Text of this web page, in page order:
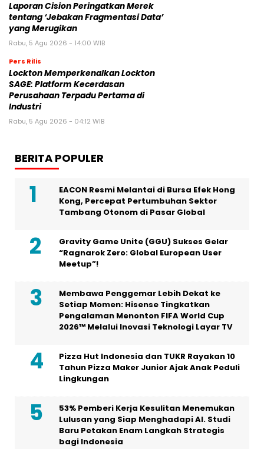
Laporan Cision Peringatkan Merek
tentang ‘Jebakan Fragmentasi Data’
yang Merugikan
Rabu, 5 Agu 2026 - 14:00 WIB
Pers Rilis
Lockton Memperkenalkan Lockton
SAGE: Platform Kecerdasan
Perusahaan Terpadu Pertama di
Industri
Rabu, 5 Agu 2026 - 04:12 WIB
BERITA POPULER
EACON Resmi Melantai di Bursa Efek Hong
Kong, Percepat Pertumbuhan Sektor
Tambang Otonom di Pasar Global
Gravity Game Unite (GGU) Sukses Gelar
“Ragnarok Zero: Global European User
Meetup”!
Membawa Penggemar Lebih Dekat ke
Setiap Momen: Hisense Tingkatkan
Pengalaman Menonton FIFA World Cup
2026™ Melalui Inovasi Teknologi Layar TV
Pizza Hut Indonesia dan TUKR Rayakan 10
Tahun Pizza Maker Junior Ajak Anak Peduli
Lingkungan
53% Pemberi Kerja Kesulitan Menemukan
Lulusan yang Siap Menghadapi AI. Studi
Baru Petakan Enam Langkah Strategis
bagi Indonesia